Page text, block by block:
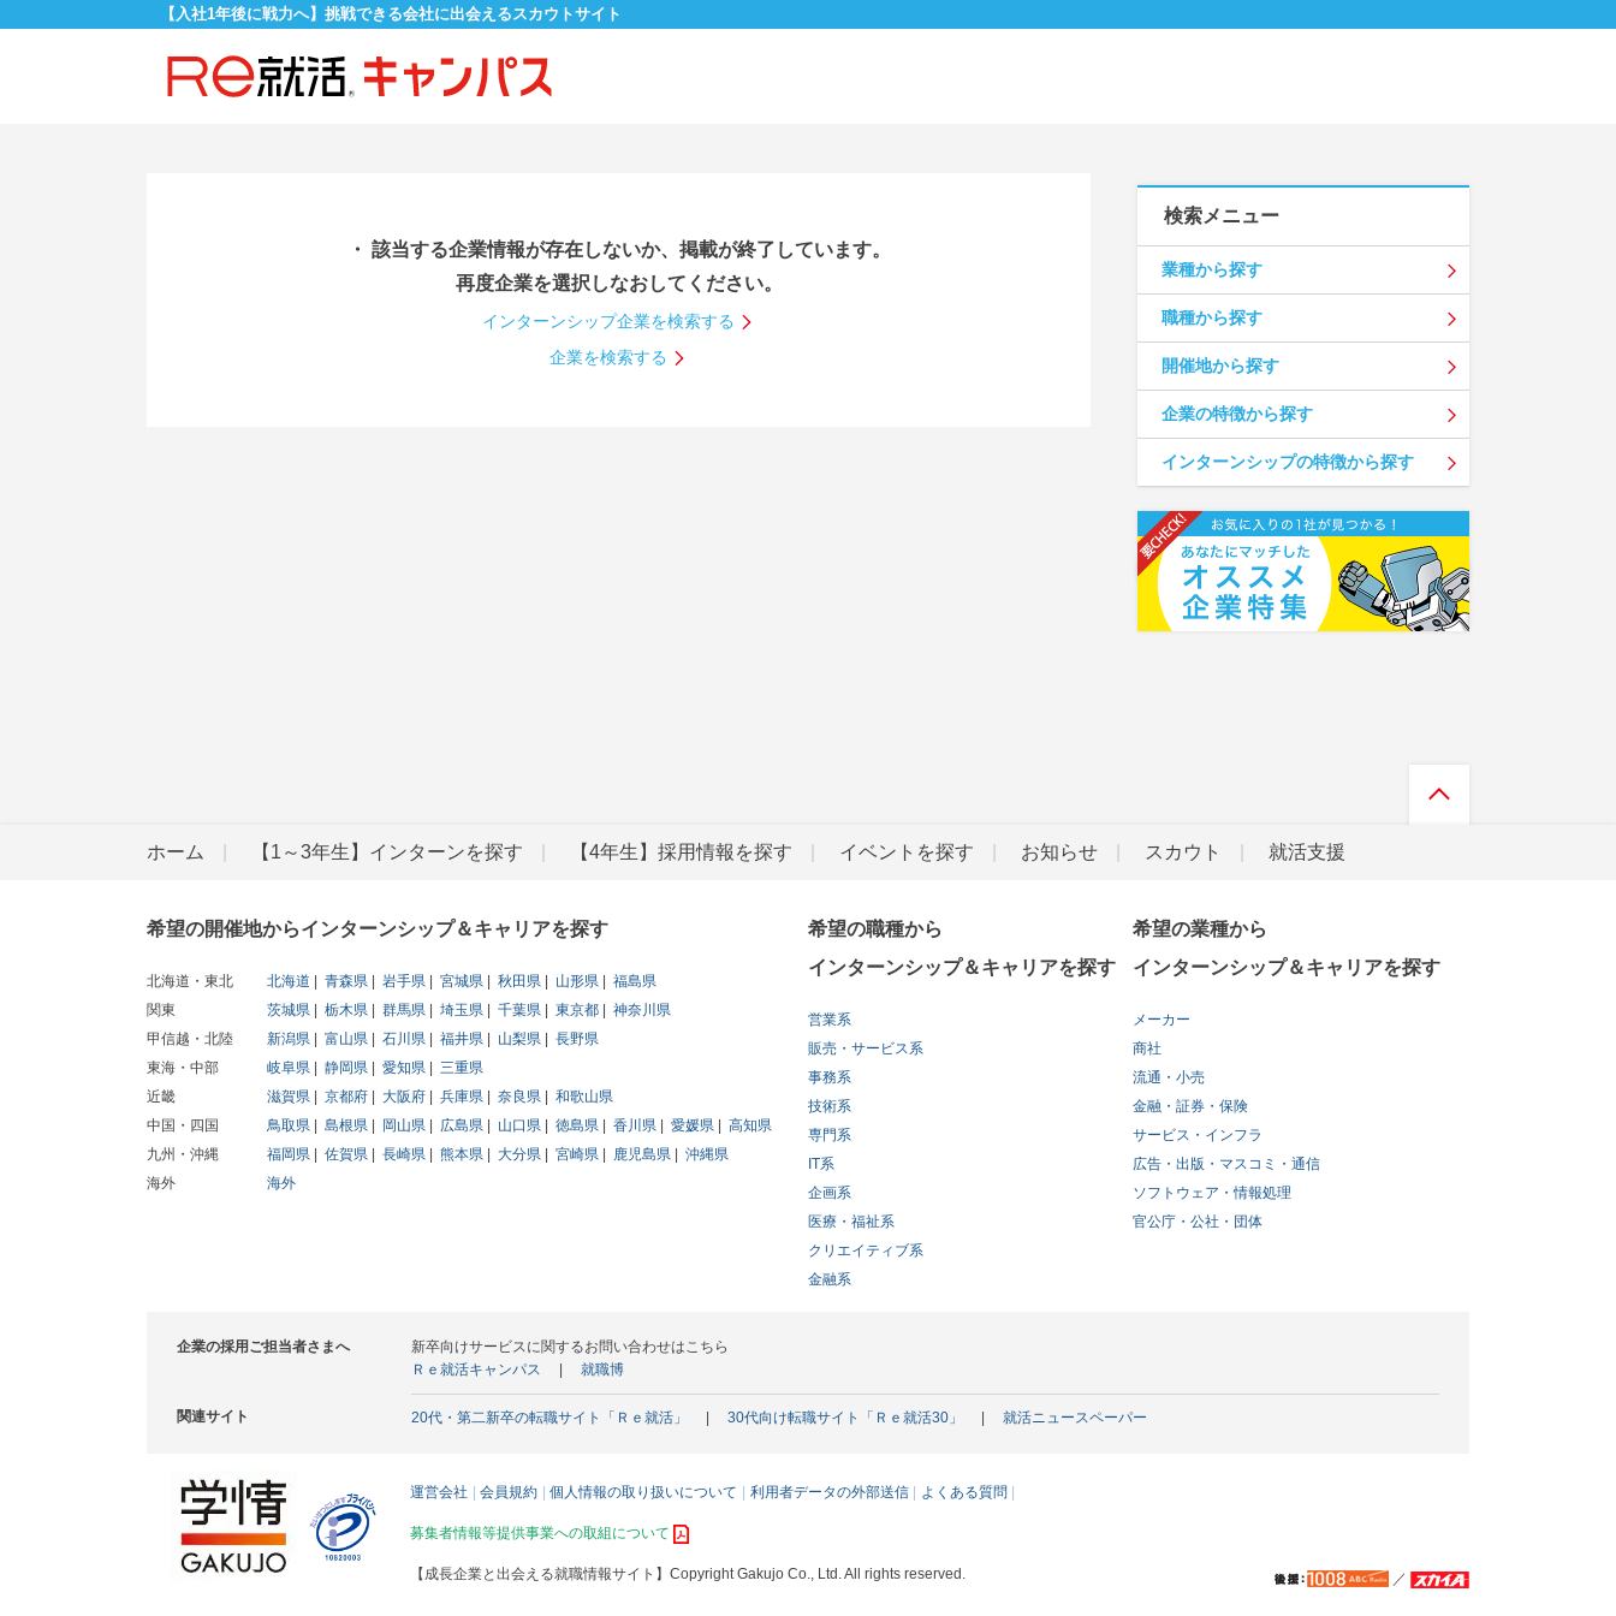
【入社1年後に戦力へ】挑戦できる会社に出会えるスカウトサイト
・ 該当する企業情報が存在しないか、掲載が終了しています。
再度企業を選択しなおしてください。
インターンシップ企業を検索する
企業を検索する
検索メニュー
業種から探す
職種から探す
開催地から探す
企業の特徴から探す
インターンシップの特徴から探す
ホーム 【1～3年生】インターンを探す 【4年生】採用情報を探す イベントを探す お知らせ スカウト 就活支援
希望の開催地からインターンシップ＆キャリアを探す
北海道・東北 北海道 青森県 岩手県 宮城県 秋田県 山形県
福島県
関東
茨城県 栃木県 群馬県 埼玉県 千葉県 東京都
神奈川県
甲信越・北陸
新潟県 富山県 石川県 福井県 山梨県
長野県
東海・中部
岐阜県 静岡県 愛知県
三重県
近畿
滋賀県 京都府 大阪府 兵庫県 奈良県
和歌山県
中国・四国
鳥取県 島根県 岡山県 広島県 山口県 徳島県 香川県 愛媛県
高知県
九州・沖縄
福岡県 佐賀県 長崎県 熊本県 大分県 宮崎県 鹿児島県
沖縄県
海外
海外
希望の職種から
インターンシップ＆キャリアを探す
営業系
販売・サービス系
事務系
技術系
専門系
IT系
企画系
医療・福祉系
クリエイティブ系
金融系
希望の業種から
インターンシップ＆キャリアを探す
メーカー
商社
流通・小売
金融・証券・保険
サービス・インフラ
広告・出版・マスコミ・通信
ソフトウェア・情報処理
官公庁・公社・団体
企業の採用ご担当者さまへ
新卒向けサービスに関するお問い合わせはこちら
Ｒｅ就活キャンパス
就職博
関連サイト 20代・第二新卒の転職サイト「Ｒｅ就活」 30代向け転職サイト「Ｒｅ就活30」 就活ニュースペーパー
運営会社 会員規約 個人情報の取り扱いについて 利用者データの外部送信 よくある質問
募集者情報等提供事業への取組について
【成長企業と出会える就職情報サイト】 Copyright Gakujo Co., Ltd. All rights reserved. ／